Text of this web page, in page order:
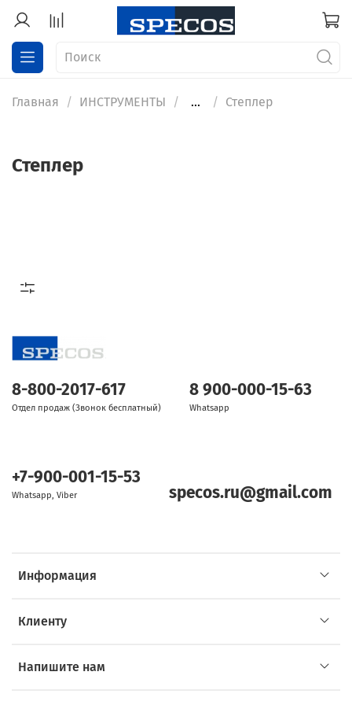
Главная ИНСТРУМЕНТЫ ... Степлер
Степлер
Информация
Клиенту
Напишите нам
8-800-2017-617
Отдел продаж (Звонок бесплатный)
8 900-000-15-63
Whatsapp
+7-900-001-15-53
Whatsapp, Viber specos.ru@gmail.com